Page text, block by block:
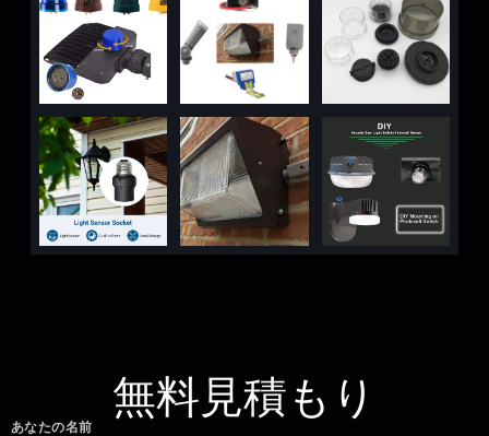
無料見積もり
あなたの名前